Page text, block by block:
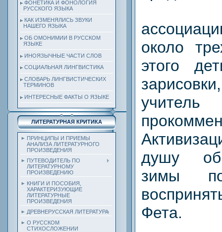
ФОНЕТИКА И ФОНОЛОГИЯ
РУССКОГО ЯЗЫКА
КАК ИЗМЕНЯЛИСЬ ЗВУКИ
НАШЕГО ЯЗЫКА
ОБ ОМОНИМИИ В РУССКОМ
ЯЗЫКЕ
ИНОЯЗЫЧНЫЕ ЧАСТИ СЛОВ
СОЦИАЛЬНАЯ ЛИНГВИСТИКА
СЛОВАРЬ ЛИНГВИСТИЧЕСКИХ
ТЕРМИНОВ
ИНТЕРЕСНЫЕ ФАКТЫ О ЯЗЫКЕ
ЛИТЕРАТУРНАЯ КРИТИКА
ПРИНЦИПЫ И ПРИЕМЫ
АНАЛИЗА ЛИТЕРАТУРНОГО
ПРОИЗВЕДЕНИЯ
ПУТЕВОДИТЕЛЬ ПО
ЛИТЕРАТУРНОМУ
ПРОИЗВЕДЕНИЮ
КНИГИ И ПОСОБИЯ,
ХАРАКТЕРИЗУЮЩИЕ
ЛИТЕРАТУРНЫЕ
ПРОИЗВЕДЕНИЯ
ДРЕВНЕРУССКАЯ ЛИТЕРАТУРА
О РУССКОМ
СТИХОСЛОЖЕНИИ
около
этого
душу
зимы
Фета.